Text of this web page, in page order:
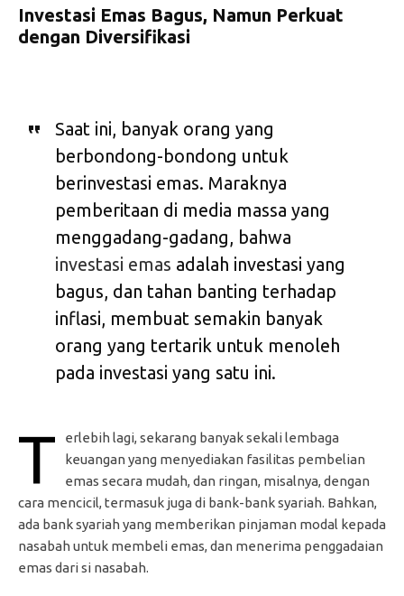
Investasi Emas Bagus, Namun Perkuat
dengan Diversifikasi
Saat ini, banyak orang yang
berbondong-bondong untuk
berinvestasi emas. Maraknya
pemberitaan di media massa yang
menggadang-gadang, bahwa
investasi emas adalah investasi yang
bagus, dan tahan banting terhadap
inflasi, membuat semakin banyak
orang yang tertarik untuk menoleh
pada investasi yang satu ini.
T
erlebih lagi, sekarang banyak sekali lembaga
keuangan yang menyediakan fasilitas pembelian
emas secara mudah, dan ringan, misalnya, dengan
cara mencicil, termasuk juga di bank-bank syariah. Bahkan,
ada bank syariah yang memberikan pinjaman modal kepada
nasabah untuk membeli emas, dan menerima penggadaian
emas dari si nasabah.